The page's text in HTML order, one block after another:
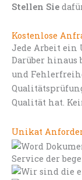
Stellen Sie
Kostenlose
Jede Arbeit ein
Darüber
und
Qualität hat.
Unikat
Service der